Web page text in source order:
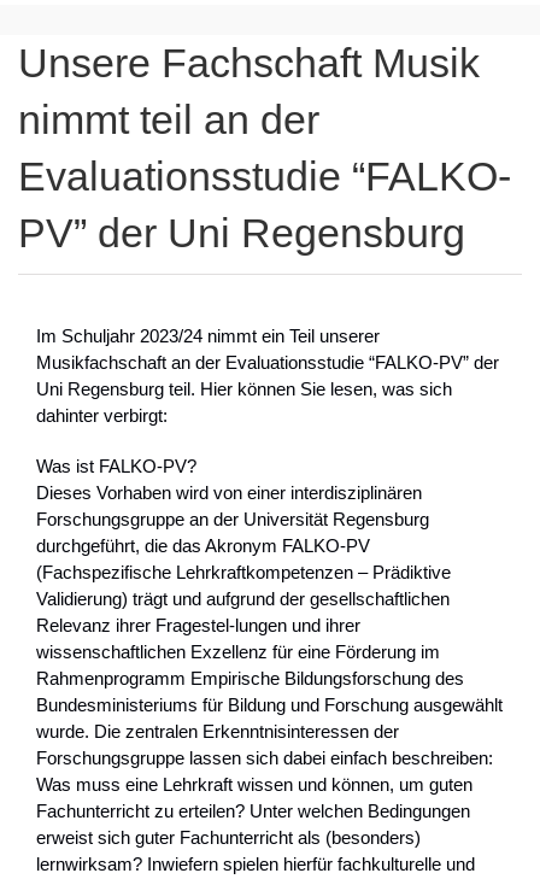
Unsere Fachschaft Musik
nimmt teil an der
Evaluationsstudie “FALKO-
PV” der Uni Regensburg
Im Schuljahr 2023/24 nimmt ein Teil unserer
Musikfachschaft an der Evaluationsstudie “FALKO-PV” der
Uni Regensburg teil. Hier können Sie lesen, was sich
dahinter verbirgt:
Was ist FALKO-PV?
Dieses Vorhaben wird von einer interdisziplinären
Forschungsgruppe an der Universität Regensburg
durchgeführt, die das Akronym FALKO-PV
(Fachspezifische Lehrkraftkompetenzen – Prädiktive
Validierung) trägt und aufgrund der gesellschaftlichen
Relevanz ihrer Fragestel-lungen und ihrer
wissenschaftlichen Exzellenz für eine Förderung im
Rahmenprogramm Empirische Bildungsforschung des
Bundesministeriums für Bildung und Forschung ausgewählt
wurde. Die zentralen Erkenntnisinteressen der
Forschungsgruppe lassen sich dabei einfach beschreiben:
Was muss eine Lehrkraft wissen und können, um guten
Fachunterricht zu erteilen? Unter welchen Bedingungen
erweist sich guter Fachunterricht als (besonders)
lernwirksam? Inwiefern spielen hierfür fachkulturelle und